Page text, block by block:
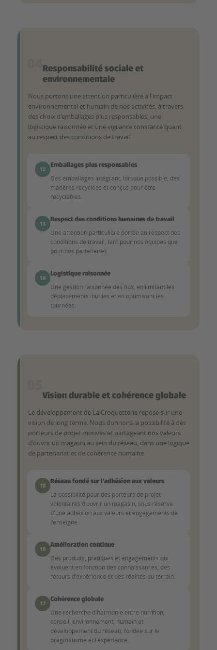
Responsabilité sociale et
environnementale
Nous portons une attention particulière à l'impact
environnemental et humain de nos activités, à travers
des choix d'emballages plus responsables, une
logistique raisonnée et une vigilance constante quant
au respect des conditions de travail.
12 Emballages plus responsables
Des emballages intégrant, lorsque possible, des
matières recyclées et conçus pour être
recyclables.
13 Respect des conditions humaines de travail
Une attention particulière portée au respect des
conditions de travail, tant pour nos équipes que
pour nos partenaires.
14 Logistique raisonnée
Une gestion raisonnée des flux, en limitant les
déplacements inutiles et en optimisant les
tournées.
Vision durable et cohérence globale
Le développement de La Croquetterie repose sur une
vision de long terme. Nous donnons la possibilité à des
porteurs de projet motivés et partageant nos valeurs
d'ouvrir un magasin au sein du réseau, dans une logique
de partenariat et de cohérence humaine.
15 Réseau fondé sur l'adhésion aux valeurs
La possibilité pour des porteurs de projet
volontaires d'ouvrir un magasin, sous réserve
d'une adhésion aux valeurs et engagements de
l'enseigne.
16 Amélioration continue
Des produits, pratiques et engagements qui
évoluent en fonction des connaissances, des
retours d'expérience et des réalités du terrain.
17 Cohérence globale
Une recherche d'harmonie entre nutrition,
conseil, environnement, humain et
développement du réseau, fondée sur le
pragmatisme et l'expérience.